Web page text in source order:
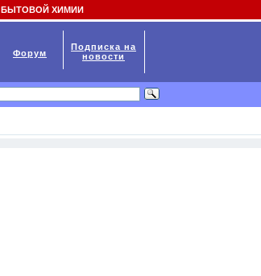
БЫТОВОЙ ХИМИИ
Форум
Подписка на
новости